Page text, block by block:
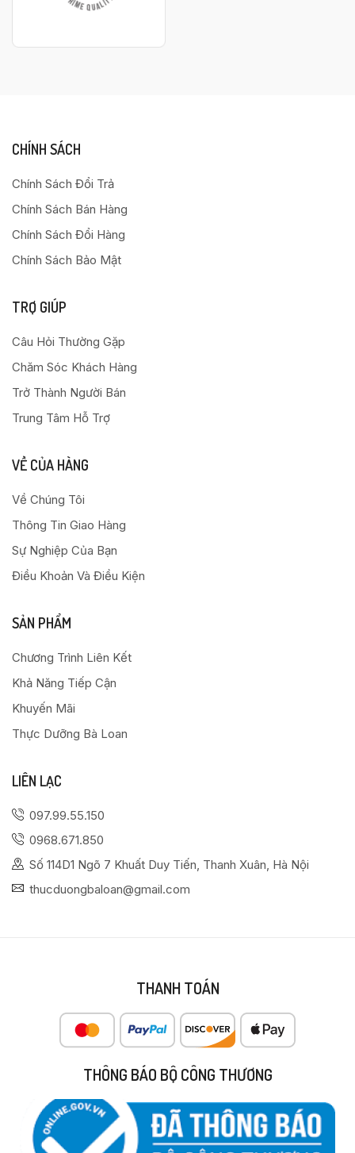
CHÍNH SÁCH
Chính Sách Đổi Trả
Chính Sách Bán Hàng
Chính Sách Đổi Hàng
Chính Sách Bảo Mật
TRỢ GIÚP
Câu Hỏi Thường Gặp
Chăm Sóc Khách Hàng
Trở Thành Người Bán
Trung Tâm Hỗ Trợ
VỀ CỦA HÀNG
Về Chúng Tôi
Thông Tin Giao Hàng
Sự Nghiệp Của Bạn
Điều Khoản Và Điều Kiện
SẢN PHẨM
Chương Trình Liên Kết
Khả Năng Tiếp Cận
Khuyến Mãi
Thực Dưỡng Bà Loan
LIÊN LẠC
097.99.55.150
0968.671.850
Số 114D1 Ngõ 7 Khuất Duy Tiến, Thanh Xuân, Hà Nội
thucduongbaloan@gmail.com
THANH TOÁN
THÔNG BÁO BỘ CÔNG THƯƠNG